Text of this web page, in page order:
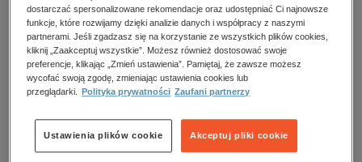
Zobacz wszystkie E-prasa
budownictwo, aranżacja wnętrz
biznesowe, branżowe, gospodarka
dzienniki
edukacja
Lucjan Świto
Sortowanie Filtrowanie
dostarczać spersonalizowane rekomendacje oraz udostępniać Ci najnowsze
funkcje, które rozwijamy dzięki analizie danych i współpracy z naszymi
partnerami. Jeśli zgadzasz się na korzystanie ze wszystkich plików cookies,
kliknij „Zaakceptuj wszystkie”. Możesz również dostosować swoje
preferencje, klikając „Zmień ustawienia”. Pamiętaj, że zawsze możesz
wycofać swoją zgodę, zmieniając ustawienia cookies lub
przeglądarki.
Polityka prywatności Zaufani partnerzy
Akceptuj pliki cookie
Ustawienia plików cookie